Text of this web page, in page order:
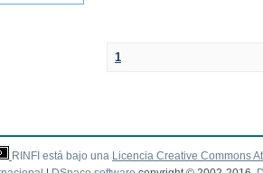
1
RINFI está bajo una Licencia Creative Commons